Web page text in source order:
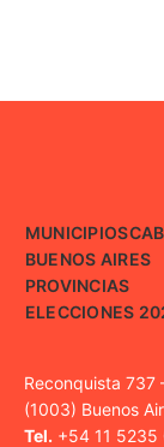
MUNICIPIOS
BUENOS AIRES
PROVINCIAS
ELECCIONES
Reconquista 737
(1003) Buenos
Tel. +54 11